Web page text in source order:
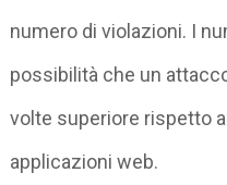
numero di violazioni. I
possibilità che un
volte superiore rispetto
applicazioni web.